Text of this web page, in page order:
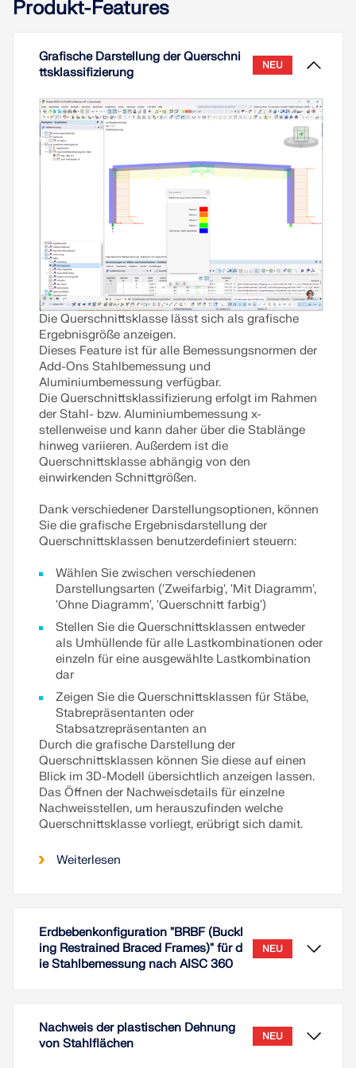
Weiterlesen
Produkt-Features
Grafische Darstellung der Querschni
ttsklassifizierung
NEU
Die Querschnittsklasse lässt sich als grafische
Ergebnisgröße anzeigen.
Dieses Feature ist für alle Bemessungsnormen der
Add-Ons Stahlbemessung und
Aluminiumbemessung verfügbar.
Die Querschnittsklassifizierung erfolgt im Rahmen
der Stahl- bzw. Aluminiumbemessung x-
stellenweise und kann daher über die Stablänge
hinweg variieren. Außerdem ist die
Querschnittsklasse abhängig von den
einwirkenden Schnittgrößen.
Dank verschiedener Darstellungsoptionen, können
Sie die grafische Ergebnisdarstellung der
Querschnittsklassen benutzerdefiniert steuern:
Wählen Sie zwischen verschiedenen
Darstellungsarten ('Zweifarbig', 'Mit Diagramm',
'Ohne Diagramm', 'Querschnitt farbig')
Stellen Sie die Querschnittsklassen entweder
als Umhüllende für alle Lastkombinationen oder
einzeln für eine ausgewählte Lastkombination
dar
Zeigen Sie die Querschnittsklassen für Stäbe,
Stabrepräsentanten oder
Stabsatzrepräsentanten an
Durch die grafische Darstellung der
Querschnittsklassen können Sie diese auf einen
Blick im 3D-Modell übersichtlich anzeigen lassen.
Das Öffnen der Nachweisdetails für einzelne
Nachweisstellen, um herauszufinden welche
Querschnittsklasse vorliegt, erübrigt sich damit.
Weiterlesen
Erdbebenkonfiguration "BRBF (Buckl
ing Restrained Braced Frames)" für d
ie Stahlbemessung nach AISC 360
NEU
Nachweis der plastischen Dehnung
von Stahlflächen
NEU